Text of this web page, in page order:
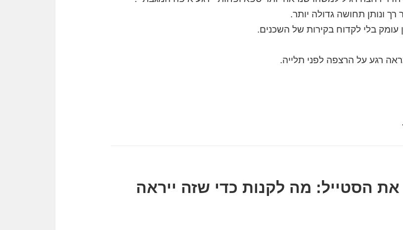
רך ונותן תחושה גדולה יותר.
עומק בלי לקדוח בקירות של השכנים.
רגע על הרצפה לפני תלייה.
הסטייל: מה לקנות כדי שזה ייראה